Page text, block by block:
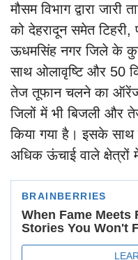
मौसम विभाग द्वारा
को देहरादून समेत
ऊधमसिंह नगर जिले के
साथ ओलावृष्टि और 50
तेज तूफान चलने का ऑरेंज
जिलों में भी बिजली और
किया गया है। इसके
अधिक ऊंचाई वाले क्षेत्रों